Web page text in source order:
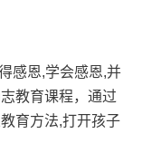
感恩,学会感恩,并
教育课程，通过
育方法,打开孩子